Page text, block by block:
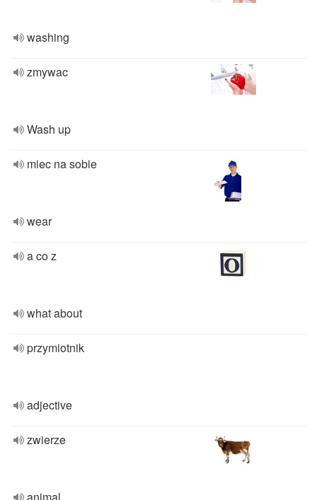
washing
zmywac
Wash up
miec na sobie
wear
a co z
what about
przymiotnik
adjective
zwierze